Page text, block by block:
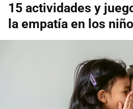
15 actividades y
la empatía en los